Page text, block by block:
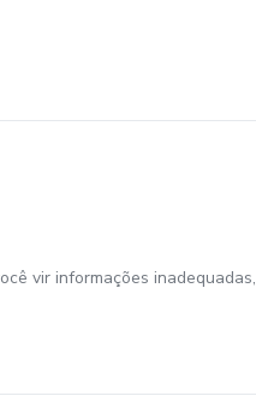
vir informações inadequadas,